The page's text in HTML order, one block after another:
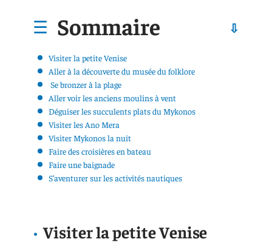
Sommaire
Visiter la petite Venise
Aller à la découverte du musée du folklore
Se bronzer à la plage
Aller voir les anciens moulins à vent
Déguiser les succulents plats du Mykonos
Visiter les Ano Mera
Visiter Mykonos la nuit
Faire des croisières en bateau
Faire une baignade
S’aventurer sur les activités nautiques
Visiter la petite Venise